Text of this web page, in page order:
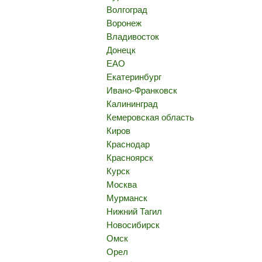
Волгоград
Воронеж
Владивосток
Донецк
ЕАО
Екатеринбург
Ивано-Франковск
Калининград
Кемеровская область
Киров
Краснодар
Красноярск
Курск
Москва
Мурманск
Нижний Тагил
Новосибирск
Омск
Орел